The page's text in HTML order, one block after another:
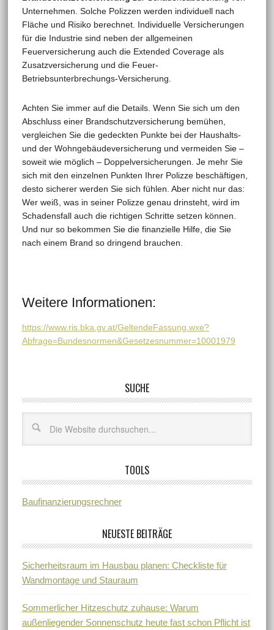
Unternehmen. Solche Polizzen werden individuell nach
Fläche und Risiko berechnet. Individuelle Versicherungen
für die Industrie sind neben der allgemeinen
Feuerversicherung auch die Extended Coverage als
Zusatzversicherung und die Feuer-
Betriebsunterbrechungs-Versicherung.
Achten Sie immer auf die Details. Wenn Sie sich um den
Abschluss einer Brandschutzversicherung bemühen,
vergleichen Sie die gedeckten Punkte bei der Haushalts-
und der Wohngebäudeversicherung und vermeiden Sie –
soweit wie möglich – Doppelversicherungen. Je mehr Sie
sich mit den einzelnen Punkten Ihrer Polizze beschäftigen,
desto sicherer werden Sie sich fühlen. Aber nicht nur das:
Wer weiß, was in seiner Polizze genau drinsteht, wird im
Schadensfall auch die richtigen Schritte setzen können.
Und nur so bekommen Sie die finanzielle Hilfe, die Sie
nach einem Brand so dringend brauchen.
Weitere Informationen:
https://www.ris.bka.gv.at/GeltendeFassung.wxe?
Abfrage=Bundesnormen&Gesetzesnummer=10001979
SUCHE
TOOLS
Baufinanzierungsrechner
NEUESTE BEITRÄGE
Sicherheitsraum im Hausbau planen: Checkliste für
Wandmontage und Stauraum
Sommerlicher Hitzeschutz zuhause: Warum
außenliegender Sonnenschutz heute fast schon Pflicht ist